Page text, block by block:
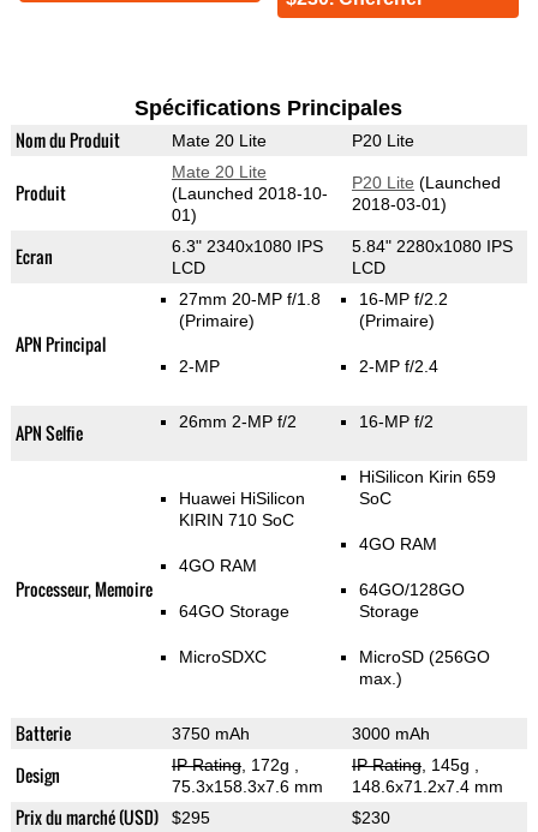
Spécifications Principales
Nom du Produit Mate 20 Lite P20 Lite
Produit
Mate 20 Lite
(Launched 2018-10-
01)
P20 Lite (Launched
2018-03-01)
Ecran
6.3" 2340x1080 IPS
LCD
5.84" 2280x1080 IPS
LCD
APN Principal
27mm 20-MP f/1.8
(Primaire)
2-MP
16-MP f/2.2
(Primaire)
2-MP f/2.4
APN Selfie 26mm 2-MP f/2 16-MP f/2
Processeur, Memoire
Huawei HiSilicon
KIRIN 710 SoC
4GO RAM
64GO Storage
MicroSDXC
HiSilicon Kirin 659
SoC
4GO RAM
64GO/128GO
Storage
MicroSD (256GO
max.)
Batterie 3750 mAh 3000 mAh
Design IP Rating, 172g
75.3x158.3x7.6 mm
IP Rating, 145g
148.6x71.2x7.4 mm
Prix du marché (USD) $295 $230